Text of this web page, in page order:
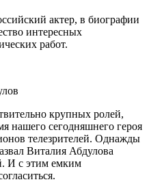
актер, в биографии
интересных
работ.
крупных ролей,
нашего сегодняшнего героя
телезрителей. Однажды
Виталия Абдулова
И с этим емким